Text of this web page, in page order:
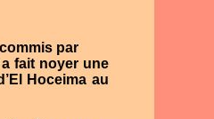
par
a fait noyer une
Hoceima au